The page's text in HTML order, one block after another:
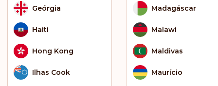
Geórgia
Haiti
Hong Kong
Ilhas Cook
Madagáscar
Malawi
Maldivas
Maurício